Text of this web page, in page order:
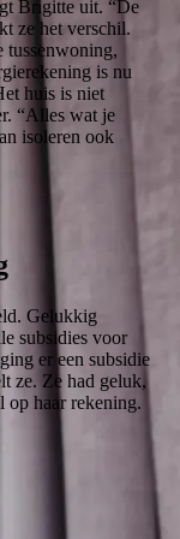
Brigitte uit. “De
ze het verschil.
tussenwoning,
is nu
huis is niet
“Alles wat je
isoleren ook
Gelukkig
subsidies voor
er een subsidie
ze. Ze had geluk,
op haar rekening.